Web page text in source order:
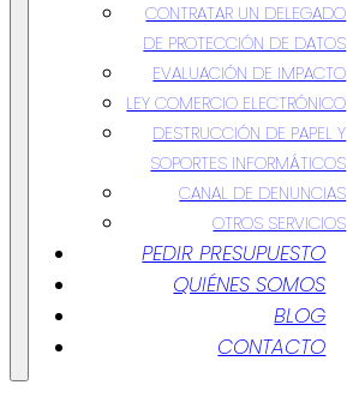
CONTRATAR UN DELEGADO
DE PROTECCIÓN DE DATOS
EVALUACIÓN DE IMPACTO
LEY COMERCIO ELECTRÓNICO
DESTRUCCIÓN DE PAPEL Y
SOPORTES INFORMÁTICOS
CANAL DE DENUNCIAS
OTROS SERVICIOS
PEDIR PRESUPUESTO
QUIÉNES SOMOS
BLOG
CONTACTO